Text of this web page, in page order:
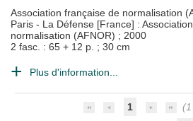
Association française de normalisation
Paris - La Défense [France] :
normalisation (AFNOR) ; 2000
2 fasc. : 65 + 12 p. ; 30 cm
Plus d'information...
1